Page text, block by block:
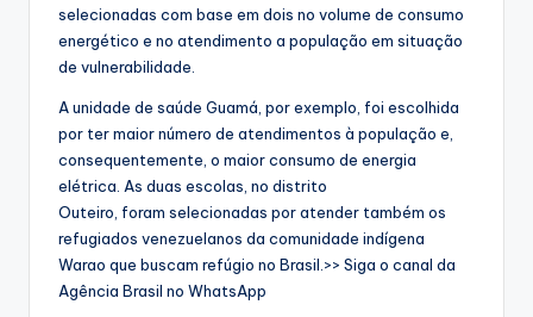
selecionadas com base em dois no volume de consumo
energético e no atendimento a população em situação
de vulnerabilidade.
A unidade de saúde Guamá, por exemplo, foi escolhida
por ter maior número de atendimentos à população e,
consequentemente, o maior consumo de energia
elétrica. As duas escolas, no distrito
Outeiro, foram selecionadas por atender também os
refugiados venezuelanos da comunidade indígena
Warao que buscam refúgio no Brasil.>> Siga o canal da
Agência Brasil no WhatsApp